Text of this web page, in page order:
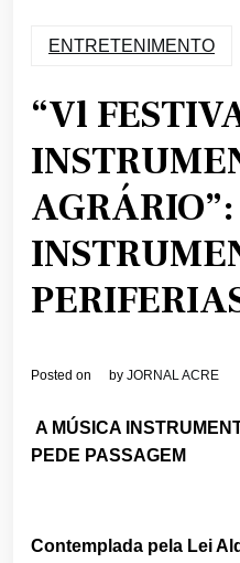
ENTRETENIMENTO
“Vl
Posted on by JORNAL ACRE
A MÚSICA
PEDE PASSAGEM
Contemplada pela Lei